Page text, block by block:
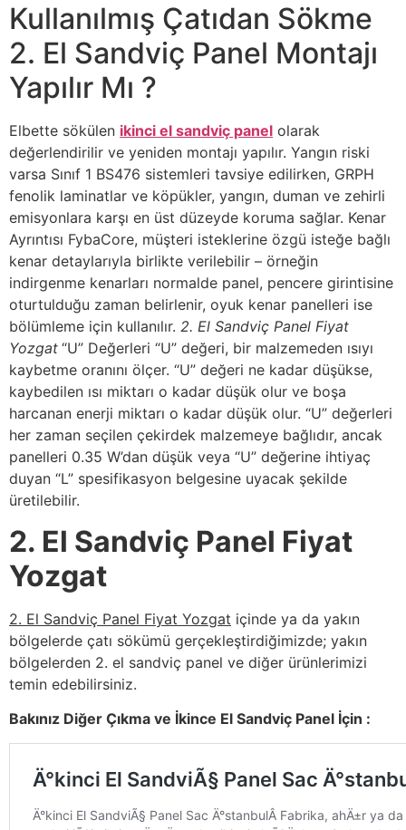
Kullanılmış Çatıdan Sökme
2. El Sandviç Panel Montajı
Yapılır Mı ?
Elbette sökülen ikinci el sandviç panel olarak
değerlendirilir ve yeniden montajı yapılır. Yangın riski
varsa Sınıf 1 BS476 sistemleri tavsiye edilirken, GRPH
fenolik laminatlar ve köpükler, yangın, duman ve zehirli
emisyonlara karşı en üst düzeyde koruma sağlar. Kenar
Ayrıntısı FybaCore, müşteri isteklerine özgü isteğe bağlı
kenar detaylarıyla birlikte verilebilir – örneğin
indirgenme kenarları normalde panel, pencere girintisine
oturtulduğu zaman belirlenir, oyuk kenar panelleri ise
bölümleme için kullanılır. 2. El Sandviç Panel Fiyat
Yozgat “U” Değerleri “U” değeri, bir malzemeden ısıyı
kaybetme oranını ölçer. “U” değeri ne kadar düşükse,
kaybedilen ısı miktarı o kadar düşük olur ve boşa
harcanan enerji miktarı o kadar düşük olur. “U” değerleri
her zaman seçilen çekirdek malzemeye bağlıdır, ancak
panelleri 0.35 W’dan düşük veya “U” değerine ihtiyaç
duyan “L” spesifikasyon belgesine uyacak şekilde
üretilebilir.
2. El Sandviç Panel Fiyat
Yozgat
2. El Sandviç Panel Fiyat Yozgat içinde ya da yakın
bölgelerde çatı sökümü gerçekleştirdiğimizde; yakın
bölgelerden 2. el sandviç panel ve diğer ürünlerimizi
temin edebilirsiniz.
Bakınız Diğer Çıkma ve İkince El Sandviç Panel İçin :